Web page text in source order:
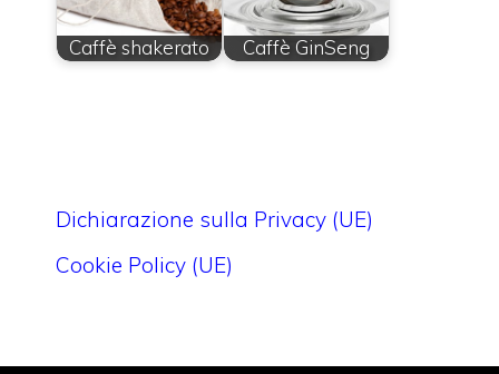
Caffè shakerato Caffè GinSeng
Dichiarazione sulla Privacy (UE)
Cookie Policy (UE)